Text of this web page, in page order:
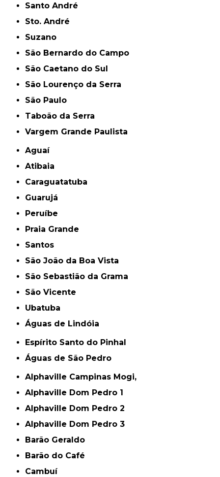
Santo André
Sto. André
Suzano
São Bernardo do Campo
São Caetano do Sul
São Lourenço da Serra
São Paulo
Taboão da Serra
Vargem Grande Paulista
Aguaí
Atibaia
Caraguatatuba
Guarujá
Peruíbe
Praia Grande
Santos
São João da Boa Vista
São Sebastião da Grama
São Vicente
Ubatuba
Águas de Lindóia
Espírito Santo do Pinhal
Águas de São Pedro
Alphaville Campinas Mogi,
Alphaville Dom Pedro 1
Alphaville Dom Pedro 2
Alphaville Dom Pedro 3
Barão Geraldo
Barão do Café
Cambuí